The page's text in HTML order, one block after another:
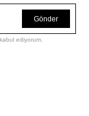
Gönder
ediyorum.